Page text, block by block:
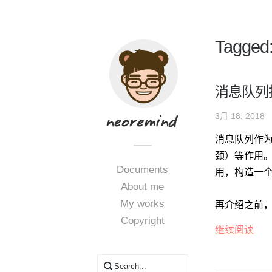
Documents
About me
My works
Copyright
消息队
3月 18, 2018
消息队列作
颈）等作用
用，构造一
再介绍之前
继续阅读